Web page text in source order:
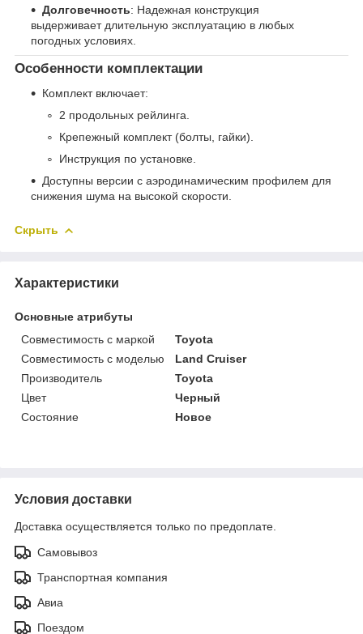
Долговечность: Надежная конструкция
выдерживает длительную эксплуатацию в любых
погодных условиях.
Особенности комплектации
Комплект включает:
2 продольных рейлинга.
Крепежный комплект (болты, гайки).
Инструкция по установке.
Доступны версии с аэродинамическим профилем для
снижения шума на высокой скорости.
Скрыть
Характеристики
Основные атрибуты
Совместимость с маркой
Toyota
Совместимость с моделью
Land Cruiser
Производитель
Toyota
Цвет
Черный
Состояние
Новое
Условия доставки
Доставка осуществляется только по предоплате.
Самовывоз
Транспортная компания
Авиа
Поездом